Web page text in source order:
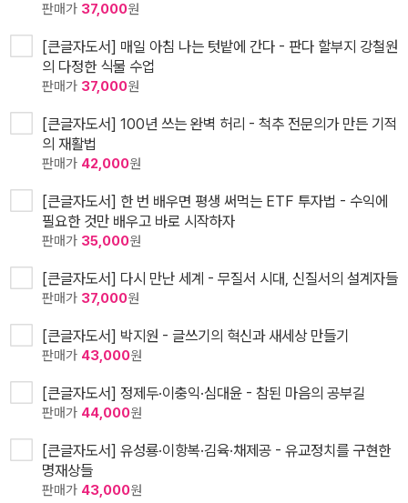
판매가 37,000원
[큰글자도서] 매일 아침 나는 텃밭에 간다 - 판다 할부지 강철원
의 다정한 식물 수업
판매가 37,000원
[큰글자도서] 100년 쓰는 완벽 허리 - 척추 전문의가 만든 기적
의 재활법
판매가 42,000원
[큰글자도서] 한 번 배우면 평생 써먹는 ETF 투자법 - 수익에
필요한 것만 배우고 바로 시작하자
판매가 35,000원
[큰글자도서] 다시 만난 세계 - 무질서 시대, 신질서의 설계자들
판매가 37,000원
[큰글자도서] 박지원 - 글쓰기의 혁신과 새세상 만들기
판매가 43,000원
[큰글자도서] 정제두·이충익·심대윤 - 참된 마음의 공부길
판매가 44,000원
[큰글자도서] 유성룡·이항복·김육·채제공 - 유교정치를 구현한
명재상들
판매가 43,000원